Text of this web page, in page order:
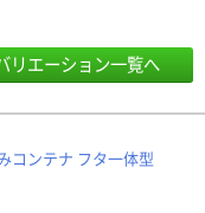
リエーション一覧へ
コンテナ フタ一体型